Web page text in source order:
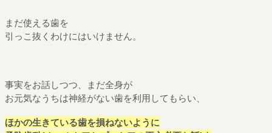
まだ使える歯を
引っこ抜くわけにはいけません。
事実をお話しつつ、まだ全身が
お元気なうちは神経がない歯を利用してもらい、
ほかの生きている歯を損ねないように